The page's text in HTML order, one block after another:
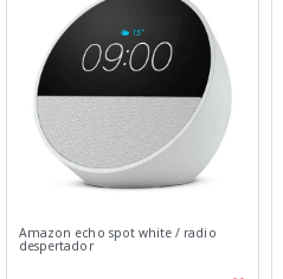
Amazon echo spot white / radio
despertador